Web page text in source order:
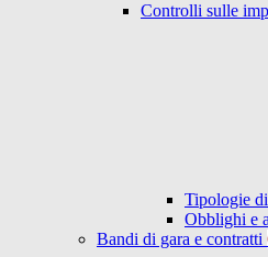
Controlli sulle
Tipologie
Obblighi e
Bandi di gara e contratti